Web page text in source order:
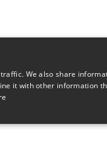
We also share
it with other information